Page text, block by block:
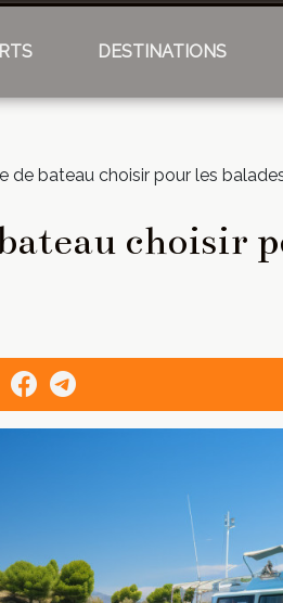
DESTINATIONS
de bateau choisir pour les
choisir